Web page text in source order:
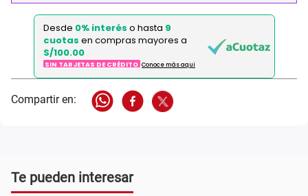
Desde 0% interés o hasta 9
cuotas en compras mayores a
S/100.00
SIN TARJETAS DE CRÉDITO Conoce más aqui
Te pueden interesar